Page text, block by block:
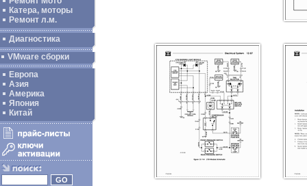
Катера, моторы
Ремонт л.м.
Диагностика
VMware сборки
Европа
Азия
Америка
Япония
Китай